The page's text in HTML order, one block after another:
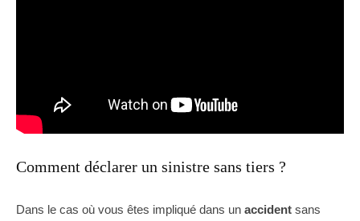
Comment déclarer un sinistre sans tiers ?
Dans le cas où vous êtes impliqué dans un accident sans